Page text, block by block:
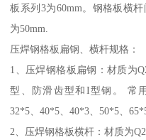
板系列3为60mm。钢格板横
为50mm.
压焊钢格板扁钢、横杆规格：
1、压焊钢格板扁钢：材质为
型、防滑齿型和I型钢。 常
32*5、40*5、40*3、50*5、
2、压焊钢格板横杆：材质为